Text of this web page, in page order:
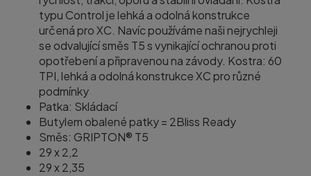
typu Control je lehká a odolná konstrukce
určená pro XC. Navíc používáme naši nejrychleji
se odvalující směs T5 s vynikající ochranou proti
opotřebení a připravenou na závody. Kostra: 60
TPI, lehká a odolná konstrukce XC pro různé
podmínky
Patka: Skládací
Butylem obalené patky = 2Bliss Ready
Směs: GRIPTON® T5
29 x 2,2
29 x 2,35